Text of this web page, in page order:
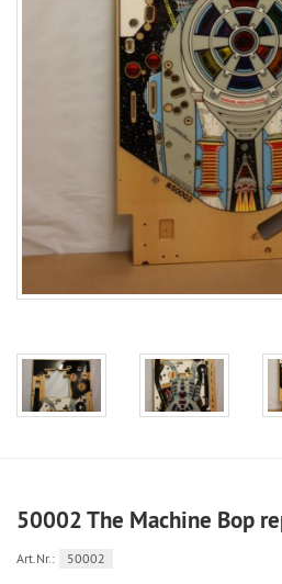
50002 The Machine Bop
Art.Nr.: 50002